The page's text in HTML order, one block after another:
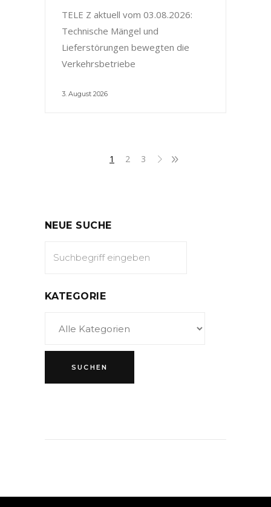
TELE Z aktuell vom 03.08.2026:
Technische Mängel und
Lieferstörungen bewegten die
Verkehrsbetriebe
3. August 2026
1 2 3
NEUE SUCHE
KATEGORIE